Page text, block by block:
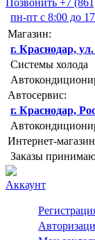
Позвонить +7
пн-пт с 8:00 до
Магазин:
г. Краснодар,
Системы холода
Автосервис:
г. Краснодар,
Интернет-
Заказы
Аккаунт